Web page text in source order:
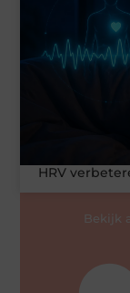
HRV
Bekijk